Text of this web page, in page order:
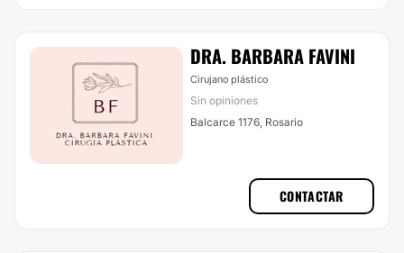
DRA. BARBARA FAVINI
Cirujano plástico
Sin opiniones
Balcarce 1176, Rosario
CONTACTAR